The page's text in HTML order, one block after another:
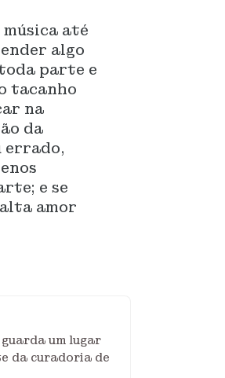
até
algo
parte e
tacanho
na
da
errado,
e se
amor
um lugar
da curadoria de